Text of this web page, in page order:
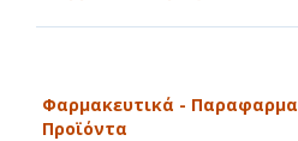
Φαρμακευτικά -
Προϊόντα